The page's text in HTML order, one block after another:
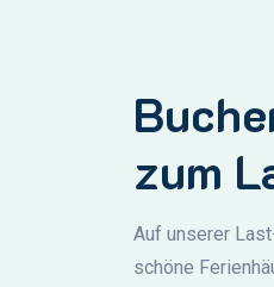
zum
Auf unserer
schöne